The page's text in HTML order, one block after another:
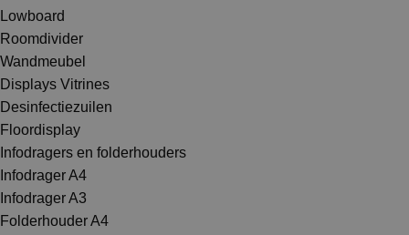
Lowboard
Roomdivider
Wandmeubel
Displays Vitrines
Desinfectiezuilen
Floordisplay
Infodragers en folderhouders
Infodrager A4
Infodrager A3
Folderhouder A4